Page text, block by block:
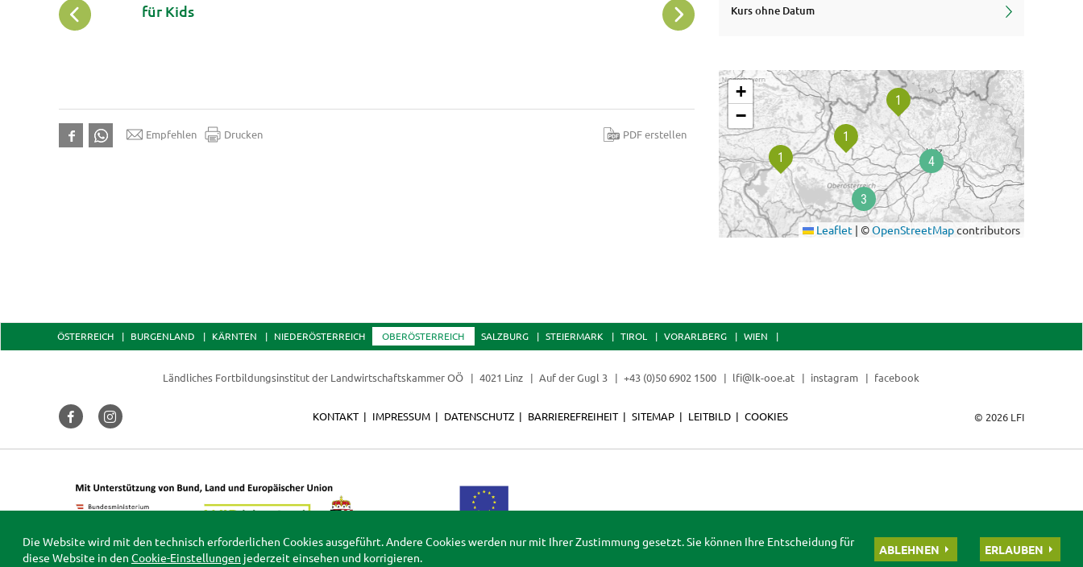
& Co
für Kids
Backofen
Empfehlen Drucken PDF erstellen
Kurs ohne Datum
.
+
−
Leaflet | ©OpenStreetMapcontributors
ÖSTERREICH BURGENLAND KÄRNTEN NIEDERÖSTERREICH OBERÖSTERREICH SALZBURG STEIERMARK TIROL VORARLBERG WIEN
Ländliches Fortbildungsinstitut der Landwirtschaftskammer OÖ 4021 Linz Auf der Gugl 3 +43 (0)50 6902 1500 lfi@lk-ooe.at instagram facebook
© 2026 LFI
KONTAKT IMPRESSUM DATENSCHUTZ BARRIEREFREIHEIT SITEMAP LEITBILD COOKIES
Die Website wird mit den technisch erforderlichen Cookies ausgeführt. Andere Cookies werden nur mit Ihrer Zustimmung gesetzt. Sie können Ihre Entscheidung für
diese Website in den Cookie-Einstellungen jederzeit einsehen und korrigieren.
ABLEHNEN ERLAUBEN